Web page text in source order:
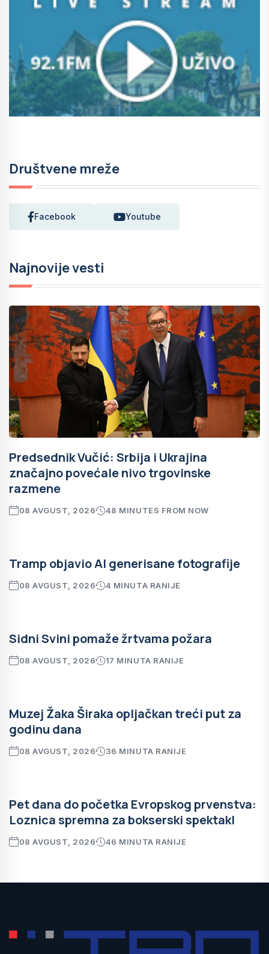
Društvene mreže
Facebook Youtube
Najnovije vesti
Predsednik Vučić: Srbija i Ukrajina
značajno povećale nivo trgovinske
razmene
08 AVGUST, 2026 48 MINUTES FROM NOW
Tramp objavio AI generisane fotografije
08 AVGUST, 2026 4 MINUTA RANIJE
Sidni Svini pomaže žrtvama požara
08 AVGUST, 2026 17 MINUTA RANIJE
Muzej Žaka Širaka opljačkan treći put za
godinu dana
08 AVGUST, 2026 36 MINUTA RANIJE
Pet dana do početka Evropskog prvenstva:
Loznica spremna za bokserski spektakl
08 AVGUST, 2026 46 MINUTA RANIJE